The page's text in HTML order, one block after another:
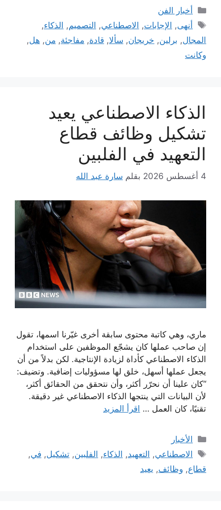
التصنيفات
أخبار الفن
الوسوم
أنهى, الإجابات, الاصطناعي, التصميم, الذكاء,
المجال, برلين, خريجان, سألا, قادة, مفاجئة, من, هل,
وكانت
الذكاء الاصطناعي يعيد
تشكيل وظائف قطاع
التعهيد في الفلبين
4 أغسطس 2026 بقلم سارة عبد الله
ماري، وهي كاتبة محتوى سابقة أخرى غيّرنا اسمها، تقول
إن صاحب عملها كان يشجّع الموظفين على استخدام
الذكاء الاصطناعي كأداة لزيادة الإنتاجية. لكن بدلاً من أن
يجعل عملها أسهل، خلق لها مسؤوليات إضافية. وتضيف:
“كان علينا أن نحرّر أكثر، وأن نتحقق من الحقائق أكثر،
لأن البيانات التي ينتجها الذكاء الاصطناعي غير دقيقة.
تقنيًا، كان العمل … اقرأ المزيد
التصنيفات
الأخبار
الوسوم
الاصطناعي, التعهيد, الذكاء, الفلبين,تشكيل, في,
قطاع, وظائف, يعيد